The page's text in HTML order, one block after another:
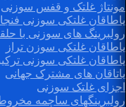
مونتاژ غلتک و قفس سوزنی
یاطاقان غلتکی سوزنی
رولبرینگ های سوزنی با
یاطاقان غلتکی سوزن تراز
یاطاقان غلتکی سوزنی
یاتاقان های مشترک جهانی
اجزای غلتک سوزنی
رولبرینگهای ساچمه